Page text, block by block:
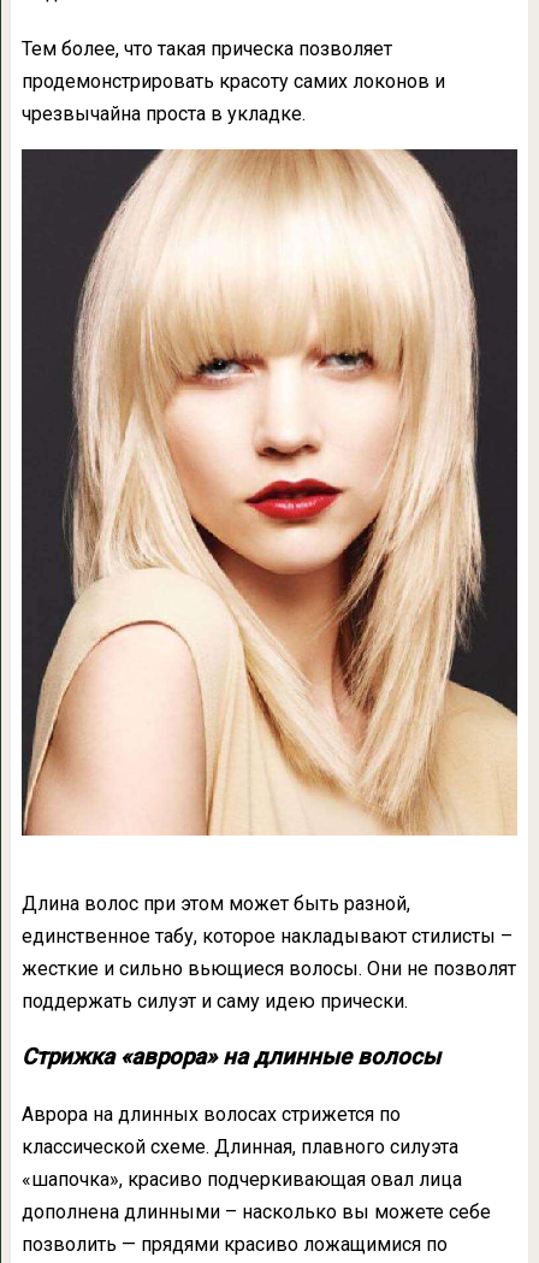
Тем более, что такая прическа позволяет
продемонстрировать красоту самих локонов и
чрезвычайна проста в укладке.
Длина волос при этом может быть разной,
единственное табу, которое накладывают стилисты –
жесткие и сильно вьющиеся волосы. Они не позволят
поддержать силуэт и саму идею прически.
Стрижка «аврора» на длинные волосы
Аврора на длинных волосах стрижется по
классической схеме. Длинная, плавного силуэта
«шапочка», красиво подчеркивающая овал лица
дополнена длинными – насколько вы можете себе
позволить — прядями красиво ложащимися по